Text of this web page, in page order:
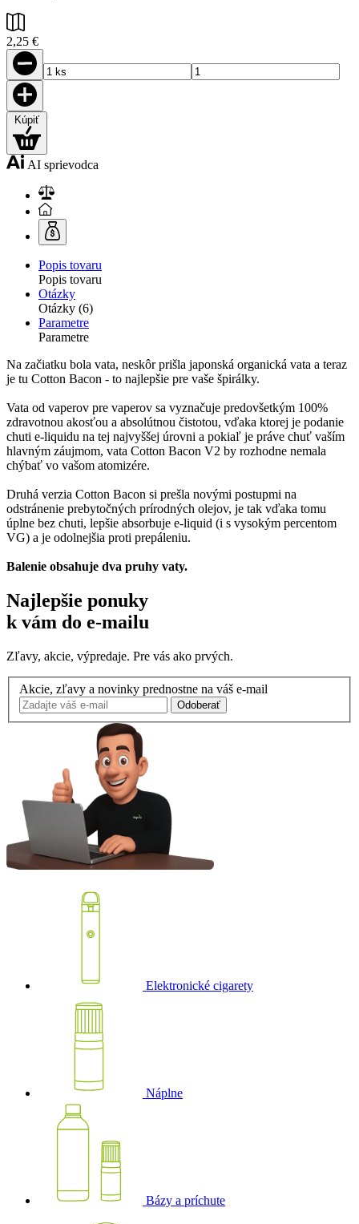
2,25 €
AI sprievodca
Popis tovaru
Popis tovaru
Otázky
Otázky (6)
Parametre
Parametre
Na začiatku bola vata, neskôr prišla japonská organická vata a teraz
je tu Cotton Bacon - to najlepšie pre vaše špirálky.
Vata od vaperov pre vaperov sa vyznačuje predovšetkým 100%
zdravotnou akosťou a absolútnou čistotou, vďaka ktorej je podanie
chuti e-liquidu na tej najvyššej úrovni a pokiaľ je práve chuť vaším
hlavným záujmom, vata Cotton Bacon V2 by rozhodne nemala
chýbať vo vašom atomizére.
Druhá verzia Cotton Bacon si prešla novými postupmi na
odstránenie prebytočných prírodných olejov, je tak vďaka tomu
úplne bez chuti, lepšie absorbuje e-liquid (i s vysokým percentom
VG) a je odolnejšia proti prepáleniu.
Balenie obsahuje dva pruhy vaty.
Najlepšie ponuky
k vám do e-mailu
Zľavy, akcie, výpredaje. Pre vás ako prvých.
Akcie, zľavy a novinky prednostne na váš e-mail
Odoberať
Elektronické cigarety
Náplne
Bázy a príchute